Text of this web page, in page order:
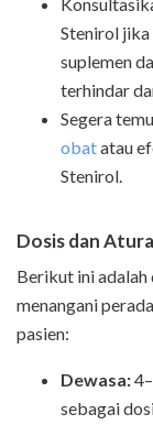
Stenirol jika
suplemen
terhindar
Segera
obatatau
Stenirol.
Dosis dan
Berikut ini adalah
menangani
pasien:
Dewasa:
sebagai